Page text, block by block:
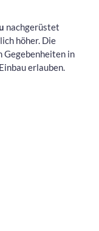
nachgerüstet
höher. Die
Gegebenheiten in
erlauben.